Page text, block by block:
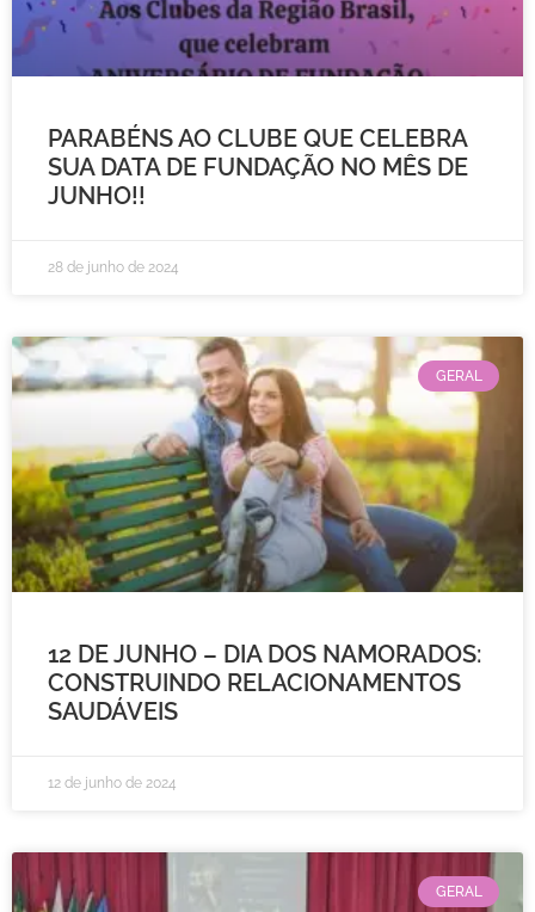
PARABÉNS AO CLUBE QUE CELEBRA
SUA DATA DE FUNDAÇÃO NO MÊS DE
JUNHO!!
28 de junho de 2024
GERAL
12 DE JUNHO – DIA DOS NAMORADOS:
CONSTRUINDO RELACIONAMENTOS
SAUDÁVEIS
12 de junho de 2024
GERAL